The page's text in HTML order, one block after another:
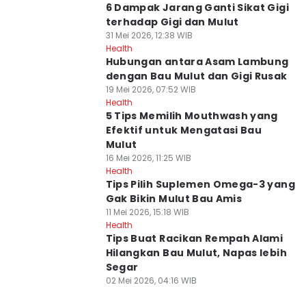
6 Dampak Jarang Ganti Sikat Gigi
terhadap Gigi dan Mulut
31 Mei 2026, 12:38 WIB
Health
Hubungan antara Asam Lambung
dengan Bau Mulut dan Gigi Rusak
19 Mei 2026, 07:52 WIB
Health
5 Tips Memilih Mouthwash yang
Efektif untuk Mengatasi Bau
Mulut
16 Mei 2026, 11:25 WIB
Health
Tips Pilih Suplemen Omega-3 yang
Gak Bikin Mulut Bau Amis
11 Mei 2026, 15:18 WIB
Health
Tips Buat Racikan Rempah Alami
Hilangkan Bau Mulut, Napas lebih
Segar
02 Mei 2026, 04:16 WIB